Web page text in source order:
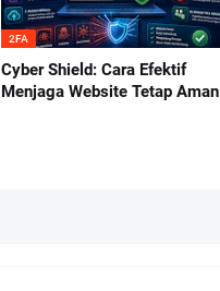
2FA
Cyber Shield: Cara Efektif
Menjaga Website Tetap Aman